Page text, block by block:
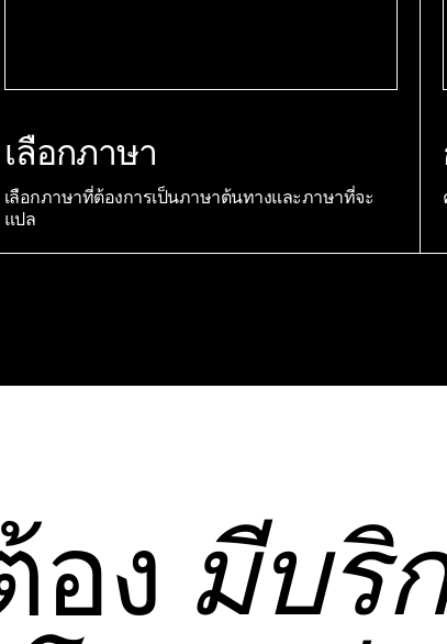
เลือกภาษา
เลือกภาษาที่ต้องการเป็นภาษาต้นทางและภาษาที่จะ
แปล
ง มีบริ